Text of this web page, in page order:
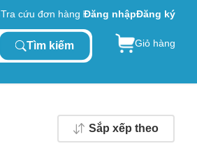
Tra cứu đơn hàng Đăng nhậpĐăng ký
Tìm kiếm Giỏ hàng
Sắp xếp theo